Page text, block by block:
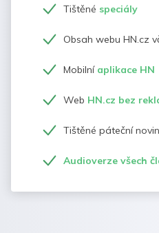
Tištěné speciály
Obsah webu HN.cz
Mobilní aplikace HN
Web HN.cz bez
Tištěné páteční
Audioverze všech